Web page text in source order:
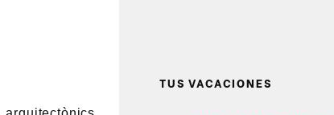
TUS VACACIONES